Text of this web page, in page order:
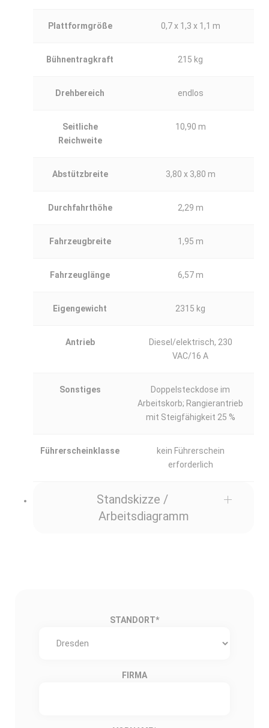
Plattformgröße 0,7 x 1,3 x 1,1 m
Bühnentragkraft 215 kg
Drehbereich endlos
Seitliche
Reichweite
10,90 m
Abstützbreite 3,80 x 3,80 m
Durchfahrthöhe 2,29 m
Fahrzeugbreite 1,95 m
Fahrzeuglänge 6,57 m
Eigengewicht 2315 kg
Antrieb
Diesel/elektrisch, 230
VAC/16 A
Sonstiges
Doppelsteckdose im
Arbeitskorb; Rangierantrieb
mit Steigfähigkeit 25 %
Führerscheinklasse
kein Führerschein
erforderlich
Standskizze /
Arbeitsdiagramm
STANDORT*
FIRMA